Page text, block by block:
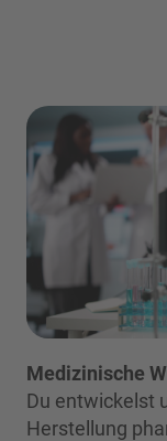
Medizinische
Du entwickelst
Herstellung